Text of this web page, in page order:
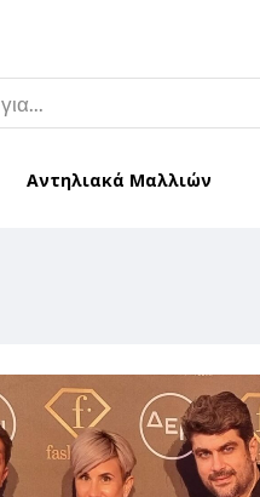
Αντηλιακά Μαλλιών